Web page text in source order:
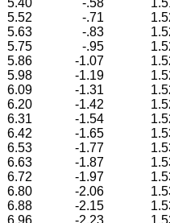
5.40 -.58
5.52 -.71
5.63 -.83
5.75 -.95
5.86 -1.07
5.98 -1.19
6.09 -1.31
6.20 -1.42
6.31 -1.54
6.42 -1.65
6.53 -1.77
6.63 -1.87
6.72 -1.97
6.80 -2.06
6.88 -2.15
6.96 -2.23